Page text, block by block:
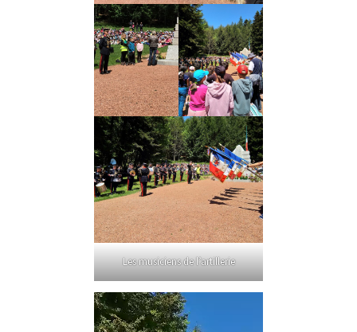
Les musiciens de l’artillerie